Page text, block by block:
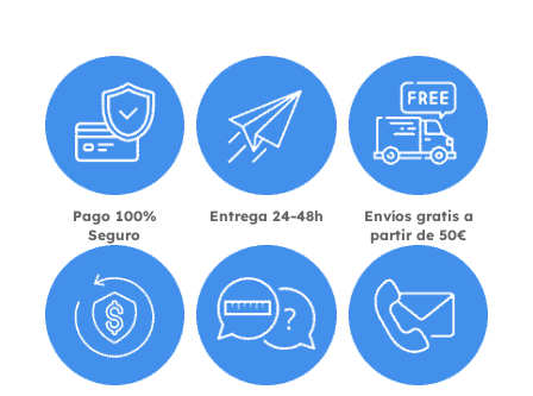
Pago 100%
Seguro
Entrega 24-48h
Envíos gratis a
partir de 50€